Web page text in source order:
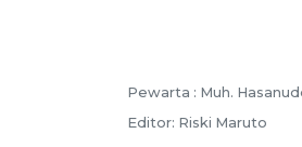
Pewarta : Muh.
Editor: Riski Maruto